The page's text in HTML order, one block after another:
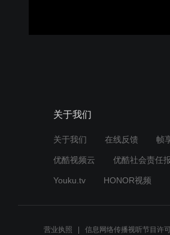
关于我们
关于我们 在线反馈 帧
优酷视频云 优酷社会责任
Youku.tv HONOR视频
营业执照 信息网络传播视听节目许